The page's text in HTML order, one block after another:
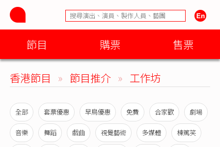
節目 購票 售票
香港節目 » 節目推介 » 工作坊
全部 套票優惠 早鳥優惠 免費 合家歡 劇場
音樂 舞蹈 戲曲 視覺藝術 多媒體 棟篤笑